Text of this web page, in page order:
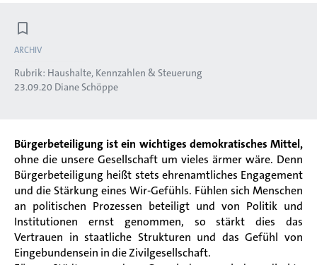
ARCHIV
Rubrik: Haushalte, Kennzahlen & Steuerung
23.09.20 Diane Schöppe
Bürgerbeteiligung ist ein wichtiges demokratisches Mittel,
ohne die unsere Gesellschaft um vieles ärmer wäre. Denn
Bürgerbeteiligung heißt stets ehrenamtliches Engagement
und die Stärkung eines Wir-Gefühls. Fühlen sich Menschen
an politischen Prozessen beteiligt und von Politik und
Institutionen ernst genommen, so stärkt dies das
Vertrauen in staatliche Strukturen und das Gefühl von
Eingebundensein in die Zivilgesellschaft.